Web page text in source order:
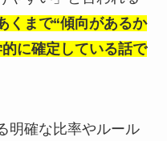
くまで“傾向があるか
に確定している話で
明確な比率やルール